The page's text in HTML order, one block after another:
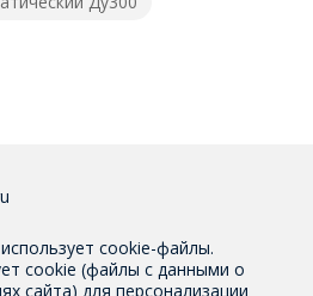
cookie-файлы.
cookie (файлы с данными о
сайта) для персонализации